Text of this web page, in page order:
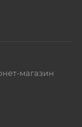
магазин